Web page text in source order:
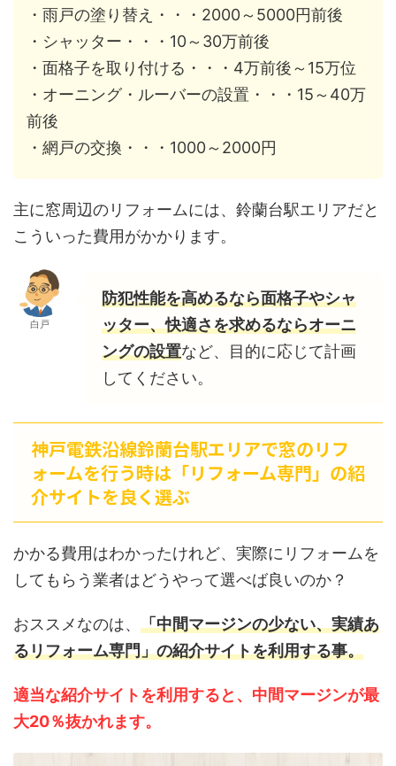
・雨戸の塗り替え・・・2000～5000円前後
・シャッター・・・10～30万前後
・面格子を取り付ける・・・4万前後～15万位
・オーニング・ルーバーの設置・・・15～40万
前後
・網戸の交換・・・1000～2000円
主に窓周辺のリフォームには、鈴蘭台駅エリアだと
こういった費用がかかります。
白戸
防犯性能を高めるなら面格子やシャ
ッター、快適さを求めるならオーニ
ングの設置など、目的に応じて計画
してください。
神戸電鉄沿線鈴蘭台駅エリアで窓のリフ
ォームを行う時は「リフォーム専門」の紹
介サイトを良く選ぶ
かかる費用はわかったけれど、実際にリフォームを
してもらう業者はどうやって選べば良いのか？
おススメなのは、 「中間マージンの少ない、実績あ
るリフォーム専門」の紹介サイトを利用する事。
適当な紹介サイトを利用すると、中間マージンが最
大20％抜かれます。